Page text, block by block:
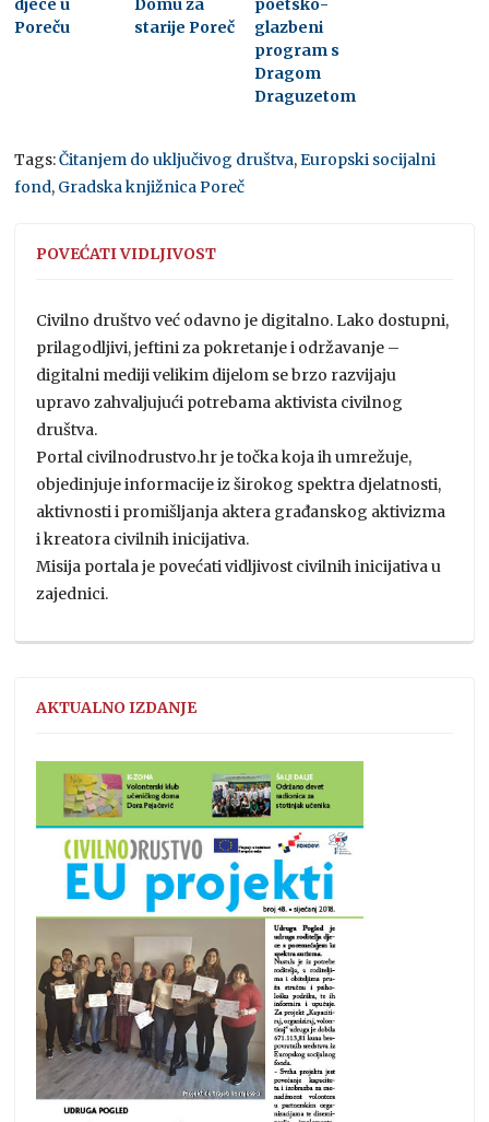
djece u
Poreču
Domu za
starije Poreč
poetsko-
glazbeni
program s
Dragom
Draguzetom
Tags:Čitanjem do uključivog društva,Europski socijalni
fond, Gradska knjižnica Poreč
POVEĆATI VIDLJIVOST
Civilno društvo već odavno je digitalno. Lako dostupni,
prilagodljivi, jeftini za pokretanje i održavanje –
digitalni mediji velikim dijelom se brzo razvijaju
upravo zahvaljujući potrebama aktivista civilnog
društva.
Portal civilnodrustvo.hr je točka koja ih umrežuje,
objedinjuje informacije iz širokog spektra djelatnosti,
aktivnosti i promišljanja aktera građanskog aktivizma
i kreatora civilnih inicijativa.
Misija portala je povećati vidljivost civilnih inicijativa u
zajednici.
AKTUALNO IZDANJE